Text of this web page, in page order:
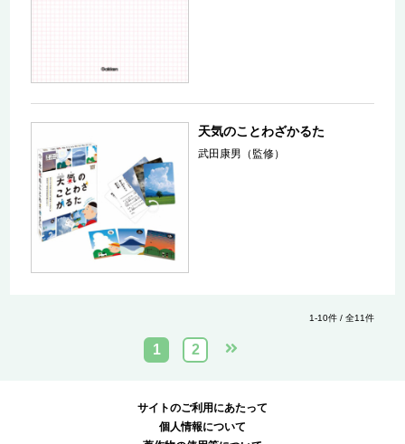
天気のことわざかるた
武田康男（監修）
1-10件 / 全11件
1 2
サイトのご利用にあたって
個人情報について